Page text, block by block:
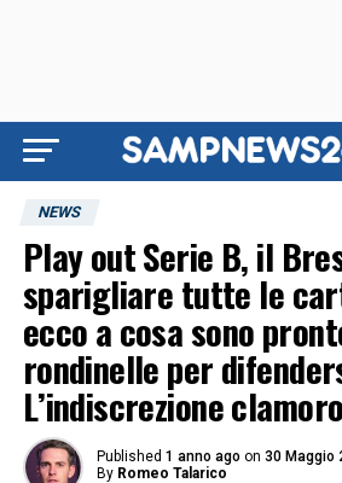
NEWS
Play out Serie B, il
sparigliare tutte le
ecco a cosa sono
rondinelle per
L’indiscrezione
Published 1 anno ago on 30 Maggio
By Romeo Talarico